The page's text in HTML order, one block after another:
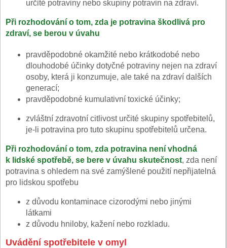
určité potraviny nebo skupiny potravin na zdraví.
Při rozhodování o tom, zda je potravina škodlivá pro
zdraví, se berou v úvahu
pravděpodobné okamžité nebo krátkodobé nebo
dlouhodobé účinky dotyčné potraviny nejen na zdraví
osoby, která ji konzumuje, ale také na zdraví dalších
generací;
pravděpodobné kumulativní toxické účinky;
zvláštní zdravotní citlivost určité skupiny spotřebitelů,
je-li potravina pro tuto skupinu spotřebitelů určena.
Při rozhodování o tom, zda potravina není vhodná
k lidské spotřebě, se bere v úvahu skutečnost, zda není
potravina s ohledem na své zamýšlené použití nepřijatelná
pro lidskou spotřebu
z důvodu kontaminace cizorodými nebo jinými
látkami
z důvodu hniloby, kažení nebo rozkladu.
Uvádění spotřebitele v omyl